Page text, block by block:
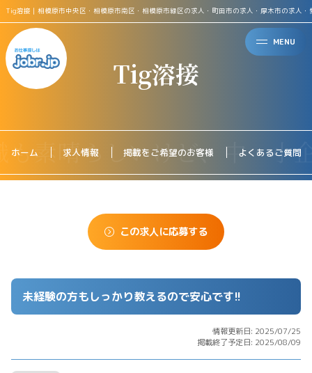
MENU
Tig溶接｜相模原市中央区・相模原市南区・相模原市緑区の求人・町田市の求人・厚木市の求人
Tig溶接
ホーム 求人情報 掲載をご希望のお客様 よくあるご質問
この求人に応募する
未経験の方もしっかり教えるので安心です!!
情報更新日: 2025/07/25
掲載終了予定日: 2025/08/09